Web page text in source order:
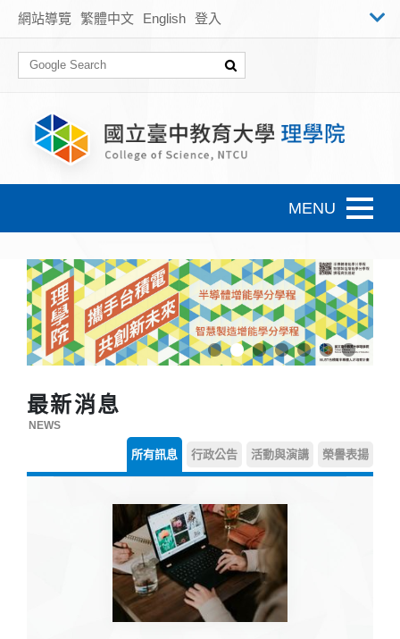
跳到主要內容
網站導覽 繁體中文 English 登入
Toggle
最新消息
NEWS
所有訊息 行政公告 活動與演講 榮譽表揚